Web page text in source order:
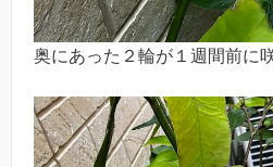
奥にあった２輪が１週間前に